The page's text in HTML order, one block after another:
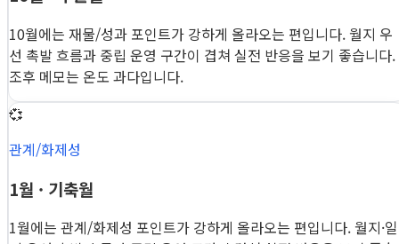
10월에는 재물/성과 포인트가 강하게 올라오는 편입니다. 월지 우
선 촉발 흐름과 중립 운영 구간이 겹쳐 실전 반응을 보기 좋습니다.
조후 메모는 온도 과다입니다.
💞
관계/화제성
1월 · 기축월
1월에는 관계/화제성 포인트가 강하게 올라오는 편입니다. 월지·일